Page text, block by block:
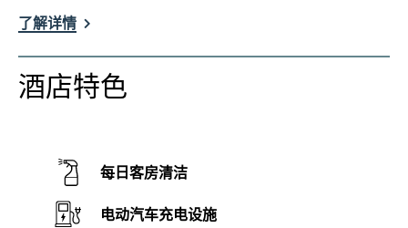
了解详情
酒店特色
每日客房清洁
电动汽车充电设施